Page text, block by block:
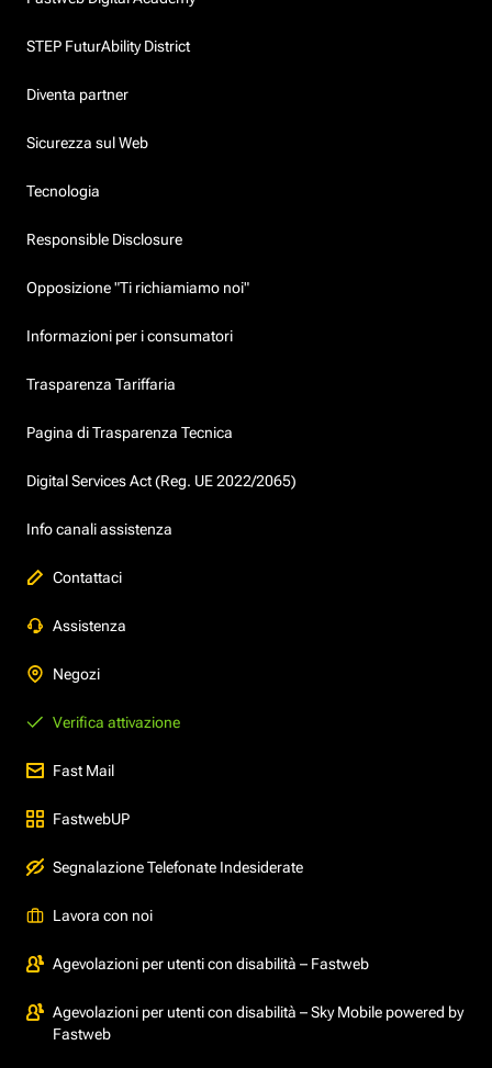
STEP FuturAbility District
Diventa partner
Sicurezza sul Web
Tecnologia
Responsible Disclosure
Opposizione "Ti richiamiamo noi"
Informazioni per i consumatori
Trasparenza Tariffaria
Pagina di Trasparenza Tecnica
Digital Services Act (Reg. UE 2022/2065)
Info canali assistenza
Contattaci
Assistenza
Negozi
Verifica attivazione
Fast Mail
FastwebUP
Segnalazione Telefonate Indesiderate
Lavora con noi
Agevolazioni per utenti con disabilità – Fastweb
Agevolazioni per utenti con disabilità – Sky Mobile powered by
Fastweb